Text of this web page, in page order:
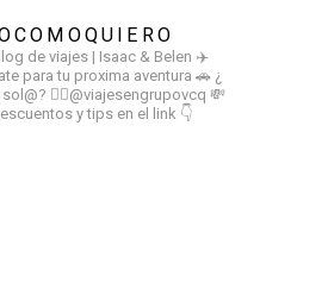
de viajes | Isaac & Belen ✈️
para tu proxima aventura 🚗 ¿
👉🏻@viajesengrupovcq 💸
y tips en el link 👇